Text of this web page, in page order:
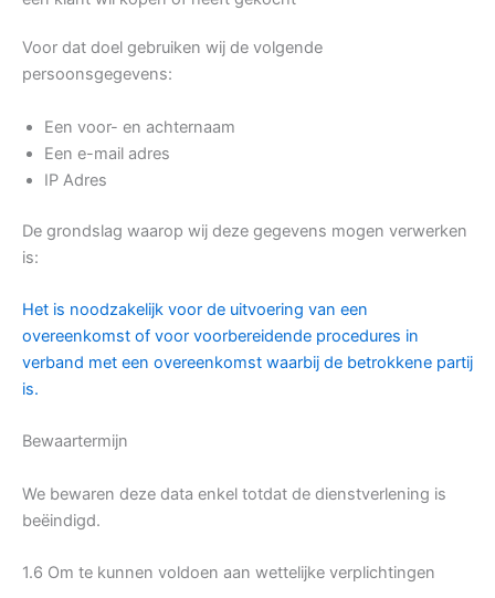
Voor dat doel gebruiken wij de volgende
persoonsgegevens:
Een voor- en achternaam
Een e-mail adres
IP Adres
De grondslag waarop wij deze gegevens mogen verwerken
is:
Het is noodzakelijk voor de uitvoering van een
overeenkomst of voor voorbereidende procedures in
verband met een overeenkomst waarbij de betrokkene partij
is.
Bewaartermijn
We bewaren deze data enkel totdat de dienstverlening is
beëindigd.
1.6 Om te kunnen voldoen aan wettelijke verplichtingen